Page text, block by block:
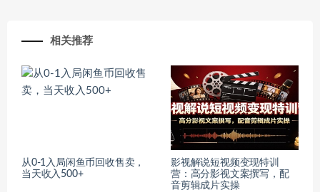
相关推荐
从0-1入局闲鱼币回收售卖，
当天收入500+
影视解说短视频变现特训
营：高分影视文案撰写，配
音剪辑成片实操